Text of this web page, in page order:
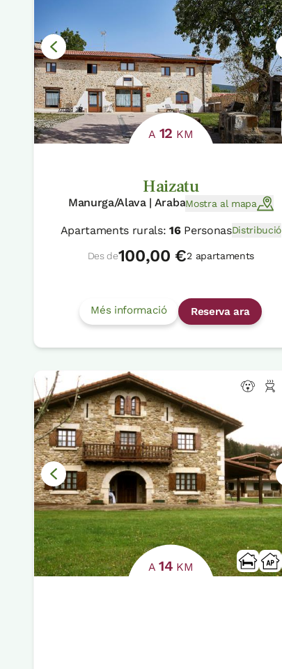
A 12 KM
Haizatu
Manurga/Alava | ArabaMostra al mapa
Apartaments rurals:16PersonasDistribució
Des de100,00 €2 apartaments
Més informació Reserva ara
A14 KM